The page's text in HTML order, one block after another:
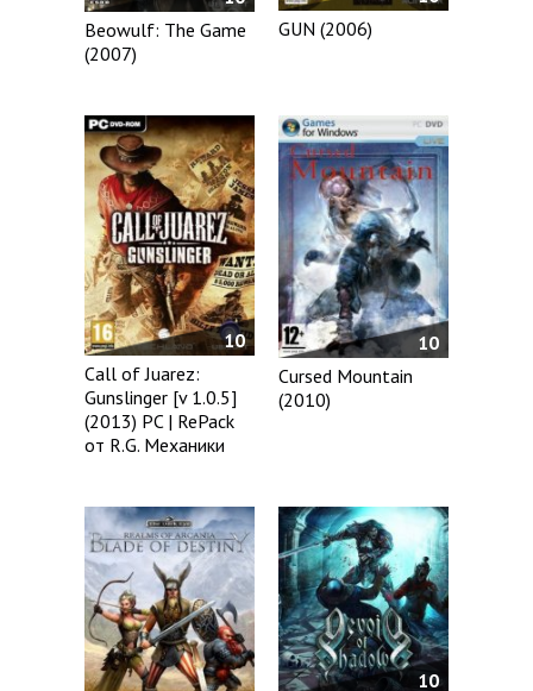
Beowulf: The Game
(2007)
GUN (2006)
10
Call of Juarez:
Gunslinger [v 1.0.5]
(2013) PC | RePack
от R.G. Механики
10
Cursed Mountain
(2010)
10